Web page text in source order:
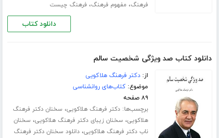
فرهنگ، مفهوم فرهنگ، فرهنگ چیست
دانلود کتاب
دانلود کتاب صد ویژگی شخصیت سالم
از:دکتر فرهنگ هلاکویی
موضوع:کتاب‌های روانشناسی
۸۹ صفحه
برچسب‌ها:دکتر فرهنگ هلاکویی، سخنان دکتر فرهنگ
هلاکویی، سخنان زیبای دکتر فرهنگ هلاکویی، سخنان
ناب دکتر فرهنگ هلاکویی،دانلود سخنان دکتر فرهنگ